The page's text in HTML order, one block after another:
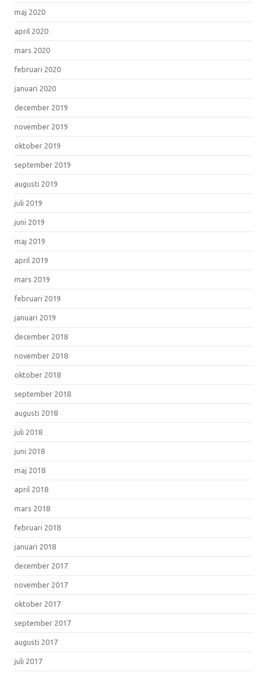
maj 2020
april 2020
mars 2020
februari 2020
januari 2020
december 2019
november 2019
oktober 2019
september 2019
augusti 2019
juli 2019
juni 2019
maj 2019
april 2019
mars 2019
februari 2019
januari 2019
december 2018
november 2018
oktober 2018
september 2018
augusti 2018
juli 2018
juni 2018
maj 2018
april 2018
mars 2018
februari 2018
januari 2018
december 2017
november 2017
oktober 2017
september 2017
augusti 2017
juli 2017